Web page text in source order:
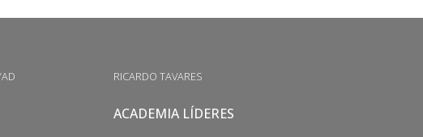
RICARDO TAVARES
ACADEMIA LÍDERES